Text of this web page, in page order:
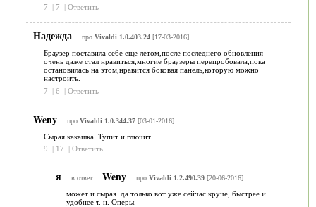
7
| 7 | Ответить
Надежда про Vivaldi 1.0.403.24[17-03-2016]
Браузер поставила себе еще летом,после последнего обновления
очень даже стал нравиться,многие браузеры перепробовала,пока
остановилась на этом,нравится боковая панель,которую можно
настроить.
7
| 6 | Ответить
Weny про Vivaldi 1.0.344.37[03-01-2016]
Сырая какашка. Тупит и глючит
9
| 17 | Ответить
я в ответ Weny про Vivaldi 1.2.490.39[20-06-2016]
может и сырая. да только вот уже сейчас круче, быстрее и
удобнее т. н. Оперы.